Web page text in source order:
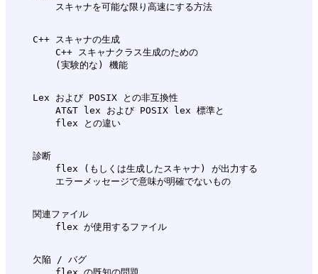
    C++ スキャナの生成
        C++ スキャナクラス生成のための
    Lex および POSIX との非互換性
        AT&T lex および POSIX lex 標準と
    診断
        flex (もしくは生成したスキャナ) が出力する
    関連ファイル
    欠陥 / バグ